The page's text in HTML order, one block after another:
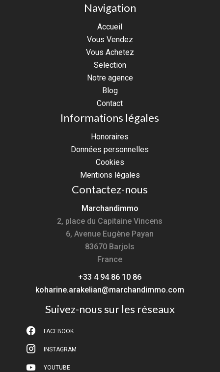
Navigation
Accueil
Vous Vendez
Vous Achetez
Selection
Notre agence
Blog
Contact
Informations légales
Honoraires
Données personnelles
Cookies
Mentions légales
Contactez-nous
Marchandimmo
2, place du Capitaine Vincens
6, Avenue Eugène Payan
83670 Barjols
France
+33 4 94 86 10 86
koharine.arakelian@marchandimmo.com
Suivez-nous sur les réseaux
FACEBOOK
INSTAGRAM
YOUTUBE